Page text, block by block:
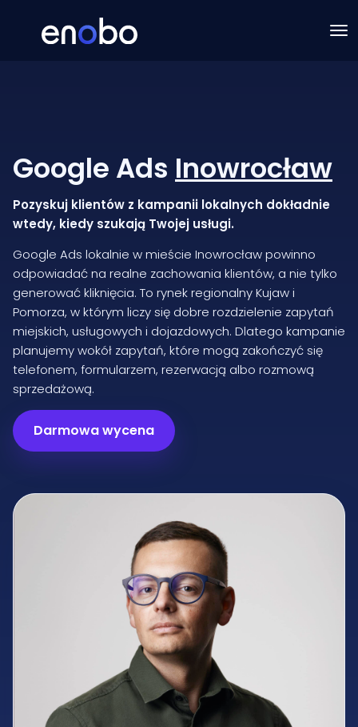
Google Ads Inowrocław
Pozyskuj klientów z kampanii lokalnych dokładnie
wtedy, kiedy szukają Twojej usługi.
Google Ads lokalnie w mieście Inowrocław powinno
odpowiadać na realne zachowania klientów, a nie tylko
generować kliknięcia. To rynek regionalny Kujaw i
Pomorza, w którym liczy się dobre rozdzielenie zapytań
miejskich, usługowych i dojazdowych. Dlatego kampanie
planujemy wokół zapytań, które mogą zakończyć się
telefonem, formularzem, rezerwacją albo rozmową
sprzedażową.
Darmowa wycena